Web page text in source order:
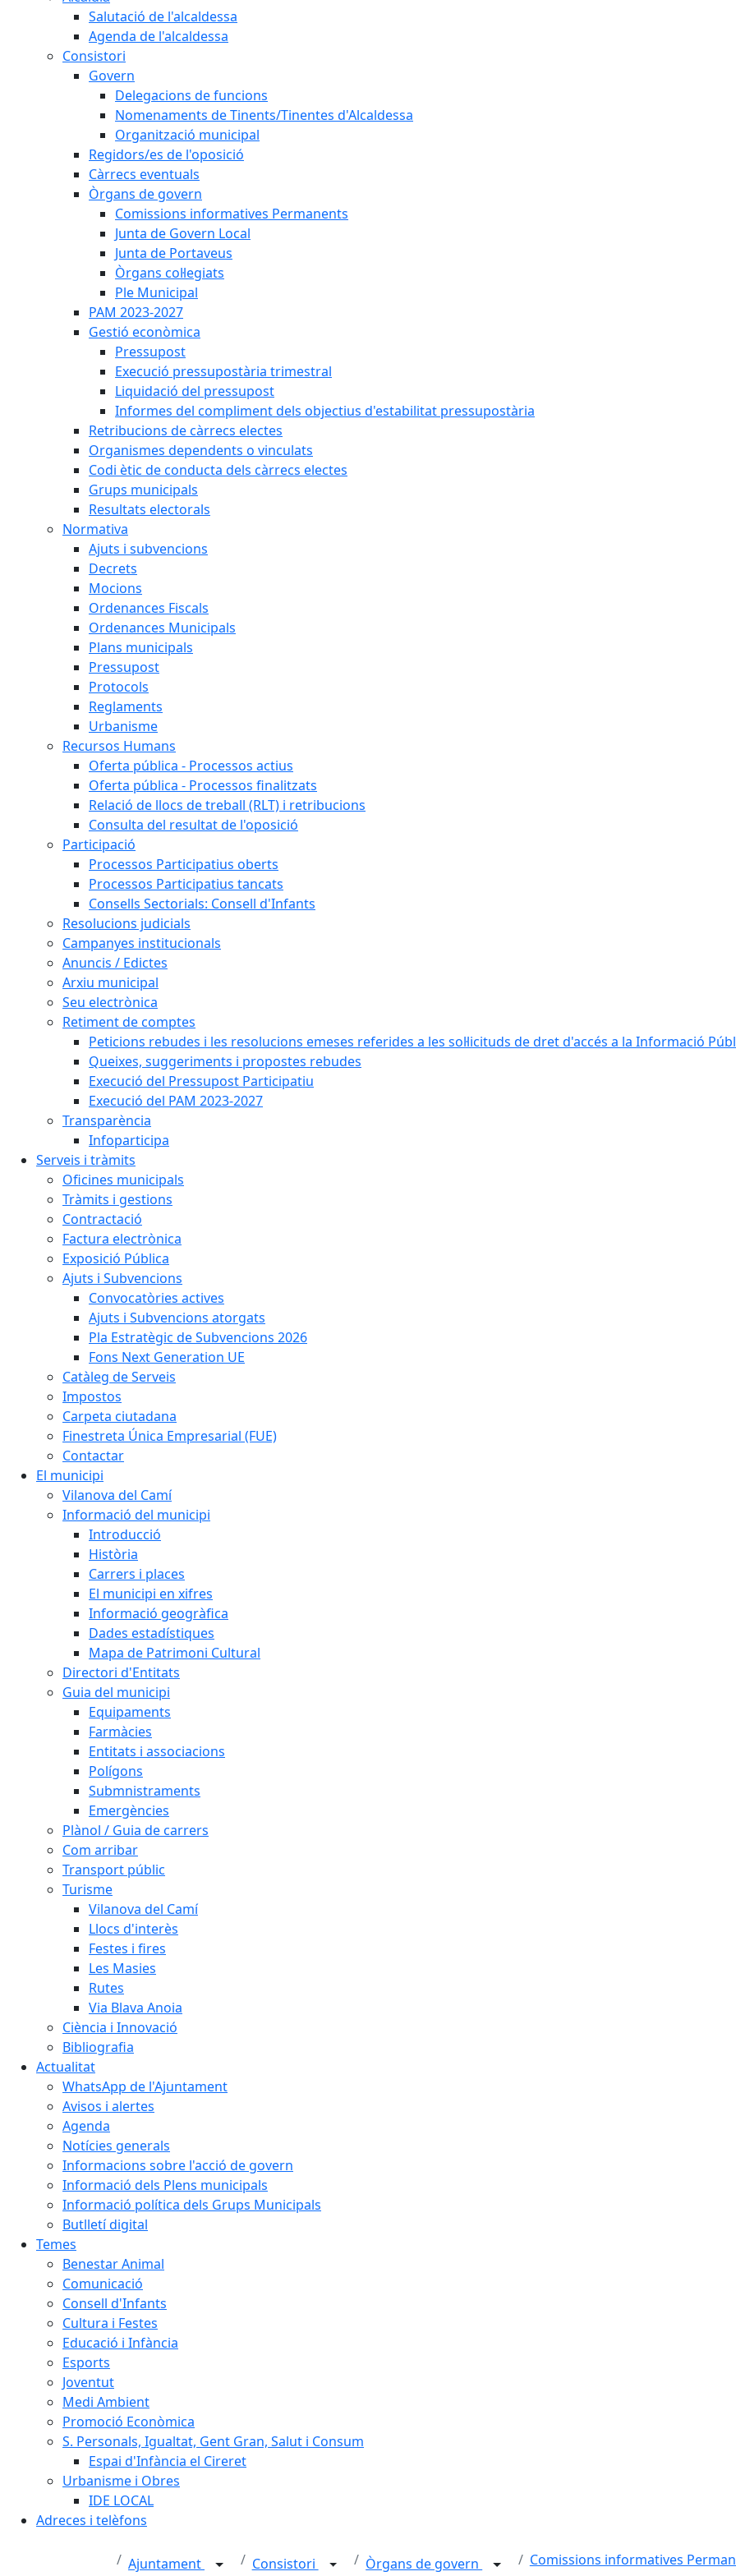
Salutació de l'alcaldessa
Agenda de l'alcaldessa
Consistori
Govern
Delegacions de funcions
Nomenaments de Tinents/Tinentes d'Alcaldessa
Organització municipal
Regidors/es de l'oposició
Càrrecs eventuals
Òrgans de govern
Comissions informatives Permanents
Junta de Govern Local
Junta de Portaveus
Òrgans col·legiats
Ple Municipal
PAM 2023-2027
Gestió econòmica
Pressupost
Execució pressupostària trimestral
Liquidació del pressupost
Informes del compliment dels objectius d'estabilitat pressupostària
Retribucions de càrrecs electes
Organismes dependents o vinculats
Codi ètic de conducta dels càrrecs electes
Grups municipals
Resultats electorals
Normativa
Ajuts i subvencions
Decrets
Mocions
Ordenances Fiscals
Ordenances Municipals
Plans municipals
Pressupost
Protocols
Reglaments
Urbanisme
Recursos Humans
Oferta pública - Processos actius
Oferta pública - Processos finalitzats
Relació de llocs de treball (RLT) i retribucions
Consulta del resultat de l'oposició
Participació
Processos Participatius oberts
Processos Participatius tancats
Consells Sectorials: Consell d'Infants
Resolucions judicials
Campanyes institucionals
Anuncis / Edictes
Arxiu municipal
Seu electrònica
Retiment de comptes
Peticions rebudes i les resolucions emeses referides a les sol·licituds de dret d'accés a la Informació
Queixes, suggeriments i propostes rebudes
Execució del Pressupost Participatiu
Execució del PAM 2023-2027
Transparència
Infoparticipa
Serveis i tràmits
Oficines municipals
Tràmits i gestions
Contractació
Factura electrònica
Exposició Pública
Ajuts i Subvencions
Convocatòries actives
Ajuts i Subvencions atorgats
Pla Estratègic de Subvencions 2026
Fons Next Generation UE
Catàleg de Serveis
Impostos
Carpeta ciutadana
Finestreta Única Empresarial (FUE)
Contactar
El municipi
Vilanova del Camí
Informació del municipi
Introducció
Història
Carrers i places
El municipi en xifres
Informació geogràfica
Dades estadístiques
Mapa de Patrimoni Cultural
Directori d'Entitats
Guia del municipi
Equipaments
Farmàcies
Entitats i associacions
Polígons
Submnistraments
Emergències
Plànol / Guia de carrers
Com arribar
Transport públic
Turisme
Vilanova del Camí
Llocs d'interès
Festes i fires
Les Masies
Rutes
Via Blava Anoia
Ciència i Innovació
Bibliografia
Actualitat
WhatsApp de l'Ajuntament
Avisos i alertes
Agenda
Notícies generals
Informacions sobre l'acció de govern
Informació dels Plens municipals
Informació política dels Grups Municipals
Butlletí digital
Temes
Benestar Animal
Comunicació
Consell d'Infants
Cultura i Festes
Educació i Infància
Esports
Joventut
Medi Ambient
Promoció Econòmica
S. Personals, Igualtat, Gent Gran, Salut i Consum
Espai d'Infància el Cireret
Urbanisme i Obres
IDE LOCAL
Adreces i telèfons
Ajuntament Consistori Òrgans de govern Comissions informatives